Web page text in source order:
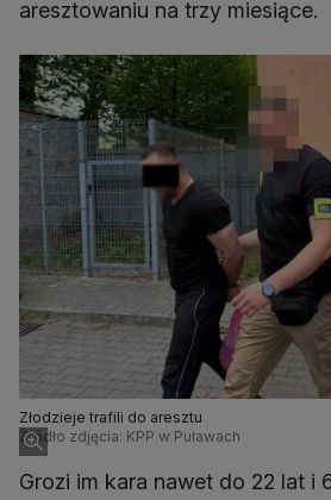
aresztowaniu na trzy miesiące.
Złodzieje trafili do aresztu
Źródło zdjęcia: KPP w Puławach
Grozi im kara nawet do 22 lat i